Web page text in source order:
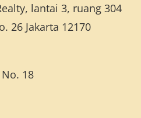
Risiko
lantai 3, ruang 304
26 Jakarta 12170
18